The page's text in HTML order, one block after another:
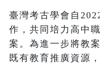
臺灣考古學會自
作，共同培力高中
案。為進一步將教
既有教育推廣資源